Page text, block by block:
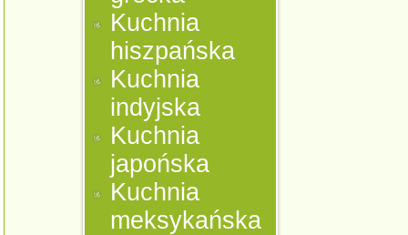
Kuchnia
hiszpańska
Kuchnia
indyjska
Kuchnia
japońska
Kuchnia
meksykańska